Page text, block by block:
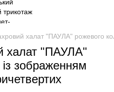
халат "ПАУЛА" рожевого
халат "ПАУЛА"
зображенням